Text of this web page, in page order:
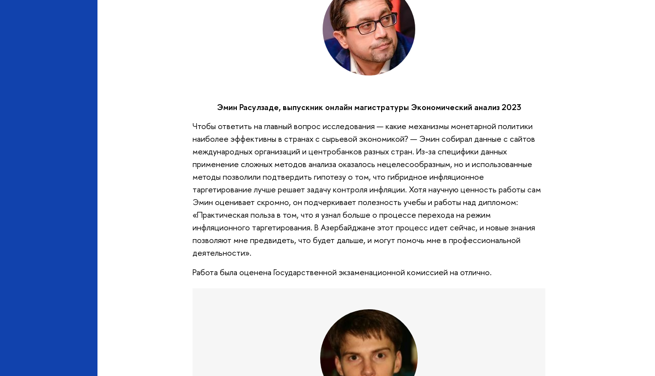
Эмин Расулзаде, выпускник онлайн магистратуры Экономический анализ 2023
Чтобы ответить на главный вопрос исследования — какие механизмы монетарной политики
наиболее эффективны в странах с сырьевой экономикой? — Эмин собирал данные с сайтов
международных организаций и центробанков разных стран. Из-за специфики данных
применение сложных методов анализа оказалось нецелесообразным, но и использованные
методы позволили подтвердить гипотезу о том, что гибридное инфляционное
таргетирование лучше решает задачу контроля инфляции. Хотя научную ценность работы сам
Эмин оценивает скромно, он подчеркивает полезность учебы и работы над дипломом:
«Практическая польза в том, что я узнал больше о процессе перехода на режим
инфляционного таргетирования. В Азербайджане этот процесс идет сейчас, и новые знания
позволяют мне предвидеть, что будет дальше, и могут помочь мне в профессиональной
деятельности».
Работа была оценена Государственной экзаменационной комиссией на отлично.